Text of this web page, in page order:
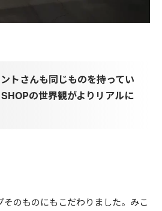
トさんも同じものを持ってい
の世界観がよりリアルに
そのものにもこだわりました。みこ